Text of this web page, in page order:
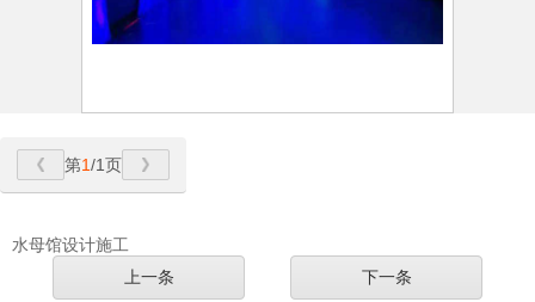
第1/1页
水母馆设计施工
上一条 下一条